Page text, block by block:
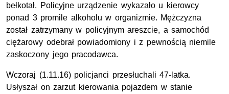
bełkotał. Policyjne urządzenie wykazało u kierowcy
ponad 3 promile alkoholu w organizmie. Mężczyzna
został zatrzymany w policyjnym areszcie, a samochód
ciężarowy odebrał powiadomiony i z pewnością niemile
zaskoczony jego pracodawca.
Wczoraj (1.11.16) policjanci przesłuchali 47-latka.
Usłyszał on zarzut kierowania pojazdem w stanie